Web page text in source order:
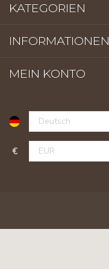
KATEGORIEN
INFORMATIONEN
MEIN KONTO
€